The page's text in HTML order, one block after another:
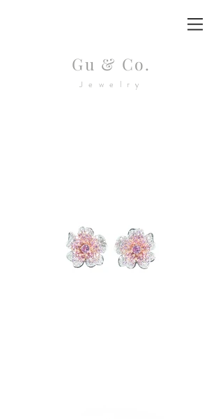
Gu & Co.
Jewelry